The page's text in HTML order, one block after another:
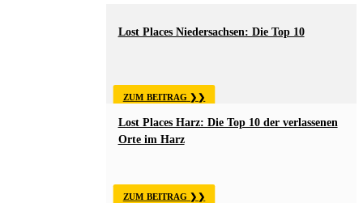
Lost Places Niedersachsen: Die Top 10
ZUM BEITRAG
Lost Places Harz: Die Top 10 der verlassenen
Orte im Harz
ZUM BEITRAG